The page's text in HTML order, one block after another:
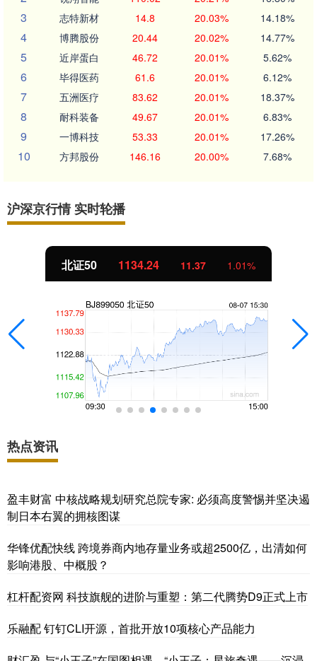
3 志特新材 14.8 20.03% 14.18%
4 博腾股份 20.44 20.02% 14.77%
5 近岸蛋白 46.72 20.01% 5.62%
6 毕得医药 61.6 20.01% 6.12%
7 五洲医疗 83.62 20.01% 18.37%
8 耐科装备 49.67 20.01% 6.83%
9 一博科技 53.33 20.01% 17.26%
10 方邦股份 146.16 20.00% 7.68%
沪深京行情 实时轮播
北证50 1134.24 11.37 1.01%
热点资讯
盈丰财富 中核战略规划研究总院专家: 必须高度警惕并坚决遏
制日本右翼的拥核图谋
华锋优配快线 跨境券商内地存量业务或超2500亿，出清如何
影响港股、中概股？
杠杆配资网 科技旗舰的进阶与重塑：第二代腾势D9正式上市
乐融配 钉钉CLI开源，首批开放10项核心产品能力